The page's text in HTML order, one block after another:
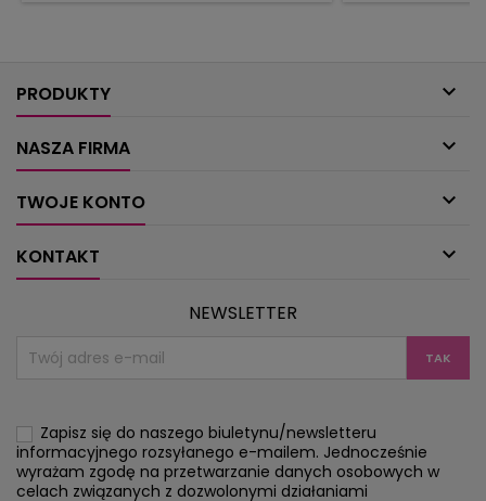
są
PRODUKTY 
NASZA FIRMA 
TWOJE KONTO 
KONTAKT 
NEWSLETTER
Zapisz się do naszego biuletynu/newsletteru
informacyjnego rozsyłanego e-mailem. Jednocześnie
wyrażam zgodę na przetwarzanie danych osobowych w
celach związanych z dozwolonymi działaniami